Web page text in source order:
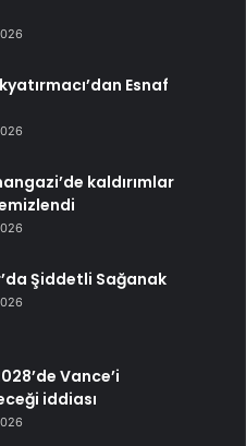
Esnaf
kaldırımlar
Şiddetli Sağanak
Vance’i
iddiası